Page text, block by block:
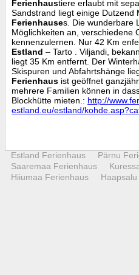
Ferienhaustiere erlaubt mit
Sandstrand liegt einige
Ferienhauses. Die wunderbare
Möglichkeiten an, verschiedene
kennenzulernen. Nur 42 Km
Estland – Tarto . Viljandi,
liegt 35 Km entfernt. Der
Skispuren und Abfahrtshänge
Ferienhaus ist geöffnet
mehrere Familien können in
Blockhütte mieten.: http://
estland.eu/estland/
Estland Ferienhaus
Pärnu
Saaremaa Ferienhaus
Hiiumaa Ferienhaus